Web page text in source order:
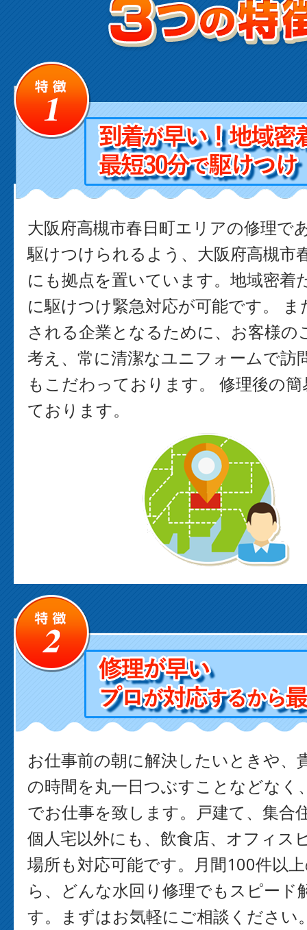
大阪府高槻市春日町エリアの修理で
駆けつけられるよう、大阪府高槻市
にも拠点を置いています。地域密着
に駆けつけ緊急対応が可能です。 ま
される企業となるために、お客様の
考え、常に清潔なユニフォームで訪
もこだわっております。 修理後の
ております。
お仕事前の朝に解決したいときや、
の時間を丸一日つぶすことなどなく
でお仕事を致します。戸建て、集合
個人宅以外にも、飲食店、オフィス
場所も対応可能です。月間100件以
ら、どんな水回り修理でもスピード
す。まずはお気軽にご相談ください